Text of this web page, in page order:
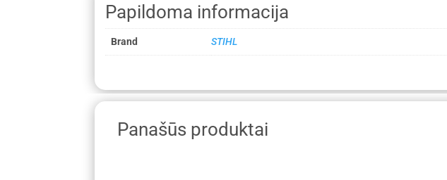
Papildoma informacija
Brand STIHL
Panašūs produktai